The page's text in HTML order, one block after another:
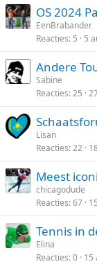
OS 2024
EenBrabander
Reacties 5 5
Andere
Sabine
Reacties 25
Lisan
Reacties 22
Meest
chicagodude
Reacties 67
Tennis in
Elina
Reacties 0 15